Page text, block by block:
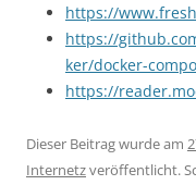
https://
https://
ker/docker-
https://
Dieser Beitrag wurde am
Internetzveröffentlicht.